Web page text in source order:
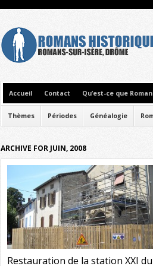
Accueil Contact Qu’est-ce que
Thèmes Périodes Généalogie
ARCHIVE FOR JUIN, 2008
Restauration de la station XXI du